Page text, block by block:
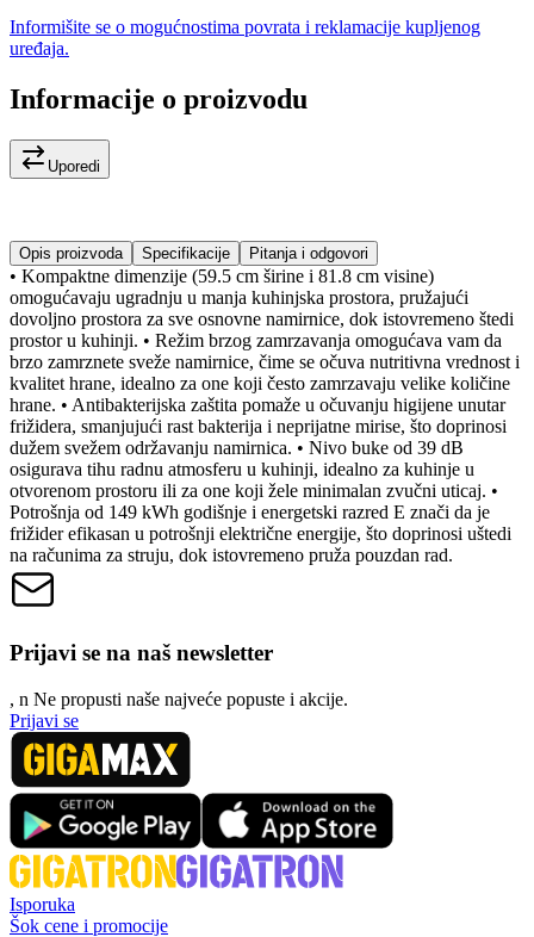
Informišite se o mogućnostima povrata i reklamacije kupljenog
uređaja.
Informacije o proizvodu
Uporedi
Opis proizvoda Specifikacije Pitanja i odgovori
• Kompaktne dimenzije (59.5 cm širine i 81.8 cm visine)
omogućavaju ugradnju u manja kuhinjska prostora, pružajući
dovoljno prostora za sve osnovne namirnice, dok istovremeno štedi
prostor u kuhinji. • Režim brzog zamrzavanja omogućava vam da
brzo zamrznete sveže namirnice, čime se očuva nutritivna vrednost i
kvalitet hrane, idealno za one koji često zamrzavaju velike količine
hrane. • Antibakterijska zaštita pomaže u očuvanju higijene unutar
frižidera, smanjujući rast bakterija i neprijatne mirise, što doprinosi
dužem svežem održavanju namirnica. • Nivo buke od 39 dB
osigurava tihu radnu atmosferu u kuhinji, idealno za kuhinje u
otvorenom prostoru ili za one koji žele minimalan zvučni uticaj. •
Potrošnja od 149 kWh godišnje i energetski razred E znači da je
frižider efikasan u potrošnji električne energije, što doprinosi uštedi
na računima za struju, dok istovremeno pruža pouzdan rad.
Prijavi se na naš newsletter
, n Ne propusti naše najveće popuste i akcije.
Prijavi se
Isporuka
Šok cene i promocije